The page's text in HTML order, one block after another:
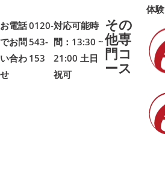
体験
お電話
でお問
い合わ
せ
0120-
543-
153
対応可能時
間：13:30 ~
21:00 土日
祝可
その
他専
門コ
ース